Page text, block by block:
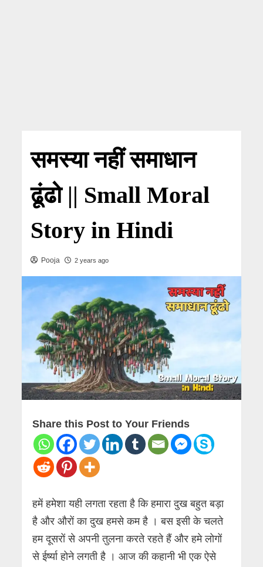
समस्या नहीं समाधान
ढूंढो || Small Moral
Story in Hindi
Pooja 2 years ago
Share this Post to Your Friends
हमें हमेशा यही लगता रहता है कि हमारा दुख बहुत बड़ा
है और औरों का दुख हमसे कम है । बस इसी के चलते
हम दूसरों से अपनी तुलना करते रहते हैं और हमे लोगों
से ईर्ष्या होने लगती है । आज की कहानी भी एक ऐसे